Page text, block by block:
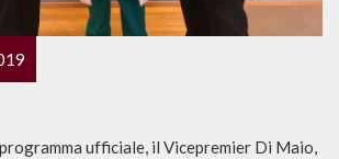
ufficiale, il Vicepremier Di Maio,